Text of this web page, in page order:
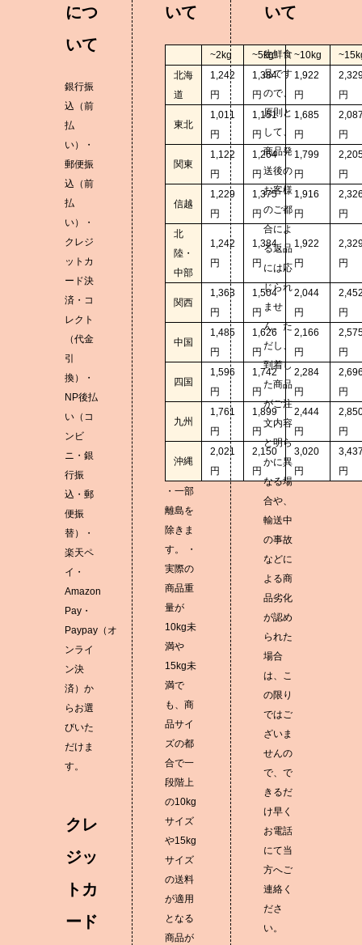
につ
いて
銀行振
込（前
払
い）・
郵便振
込（前
払
い）・
クレジ
ットカ
ード決
済・コ
レクト
（代金
引
換）・
NP後払
い（コ
ンビ
ニ・銀
行振
込・郵
便振
替）・
楽天ペ
イ・
Amazon
Pay・
Paypay（オ
ンライ
ン決
済）か
らお選
びいた
だけま
す。
クレ
ジッ
トカ
ード
いて
~2kg ~5kg ~10kg
北海
道
1,242
円
1,384
円
1,922
円
円
東北
1,011
円
1,151
円
1,685
円
円
関東
1,122
円
1,264
円
1,799
円
円
信越
1,229
円
1,375
円
1,916
円
円
北
陸・
中部
1,242
円
1,384
円
1,922
円
円
関西
1,363
円
1,504
円
2,044
円
円
中国
1,485
円
1,626
円
2,166
円
円
四国
1,596
円
1,742
円
2,284
円
円
九州
1,761
円
1,899
円
2,444
円
円
沖縄
2,021
円
2,150
円
3,020
円
円
・一部
離島を
除きま
す。 ・
実際の
商品重
量が
10kg未
満や
15kg未
満で
も、商
品サイ
ズの都
合で一
段階上
の10kg
サイズ
や15kg
サイズ
の送料
が適用
となる
商品が
いて
生鮮食
品です
ので、
原則と
して、
商品発
送後の
お客様
のご都
合によ
る返品
には応
じられ
ませ
ん。た
だし、
到着し
た商品
がご注
文内容
と明ら
かに異
なる場
合や、
輸送中
の事故
などに
よる商
品劣化
が認め
られた
場合
は、こ
の限り
ではご
ざいま
せんの
で、で
きるだ
け早く
お電話
にて当
方へご
連絡く
ださ
い。